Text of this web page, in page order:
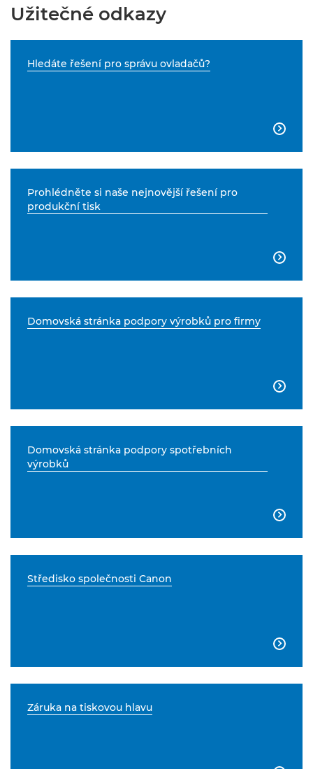
Užitečné odkazy
Hledáte řešení pro správu ovladačů?

Prohlédněte si naše nejnovější řešení pro
produkční tisk

Domovská stránka podpory výrobků pro firmy

Domovská stránka podpory spotřebních
výrobků

Středisko společnosti Canon

Záruka na tiskovou hlavu